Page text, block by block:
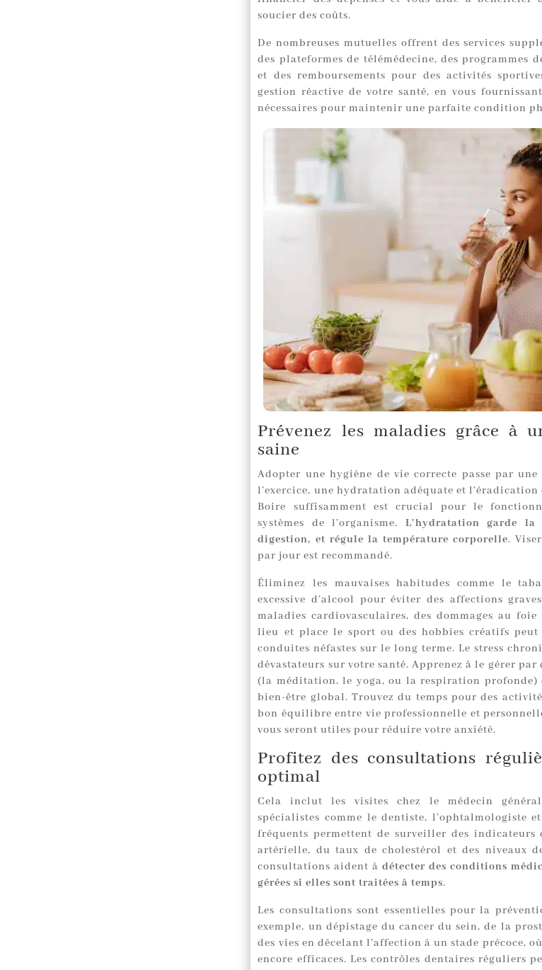
soucier des coûts.
De nombreuses mutuelles offrent des services
des plateformes de télémédecine, des programmes
et des remboursements pour des activités
gestion réactive de votre santé, en vous
nécessaires pour maintenir une parfaite condition
Prévenez les maladies grâce à
saine
Adopter une hygiène de vie correcte passe par
l’exercice, une hydratation adéquate et l’éradication
Boire suffisamment est crucial pour le
systèmes de l’organisme. L’hydratation garde
digestion, et régule la température corporelle.
par jour est recommandé.
Éliminez les mauvaises habitudes comme le
excessive d’alcool pour éviter des affections
maladies cardiovasculaires, des dommages au
lieu et place le sport ou des hobbies créatifs peut
conduites néfastes sur le long terme. Le stress
dévastateurs sur votre santé. Apprenez à le gérer
(la méditation, le yoga, ou la respiration profonde)
bien-être global. Trouvez du temps pour des
bon équilibre entre vie professionnelle et
vous seront utiles pour réduire votre anxiété.
Profitez des consultations
optimal
Cela inclut les visites chez le médecin
spécialistes comme le dentiste, l’ophtalmologiste
fréquents permettent de surveiller des indicateurs
artérielle, du taux de cholestérol et des niveaux
consultations aident àdétecter des conditions
gérées si elles sont traitées à temps.
Les consultations sont essentielles pour la
exemple, un dépistage du cancer du sein, de la
des vies en décelant l’affection à un stade précoce,
encore efficaces. Les contrôles dentaires réguliers